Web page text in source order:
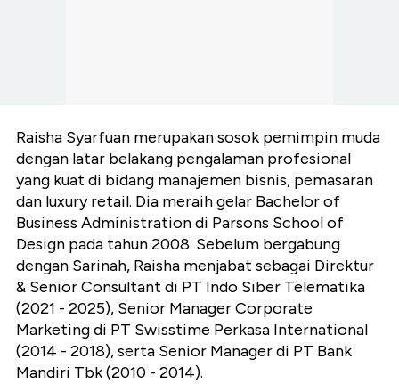
Raisha Syarfuan merupakan sosok pemimpin muda
dengan latar belakang pengalaman profesional
yang kuat di bidang manajemen bisnis, pemasaran
dan luxury retail. Dia meraih gelar Bachelor of
Business Administration di Parsons School of
Design pada tahun 2008. Sebelum bergabung
dengan Sarinah, Raisha menjabat sebagai Direktur
& Senior Consultant di PT Indo Siber Telematika
(2021 - 2025), Senior Manager Corporate
Marketing di PT Swisstime Perkasa International
(2014 - 2018), serta Senior Manager di PT Bank
Mandiri Tbk (2010 - 2014).